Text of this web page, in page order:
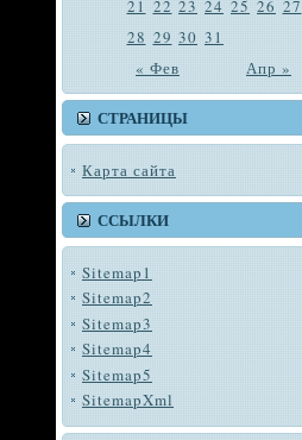
« Фев Апр »
21 22 23 24 25 26 27
28 29 30 31
СТРАНИЦЫ
Карта сайта
ССЫЛКИ
Sitemap1
Sitemap2
Sitemap3
Sitemap4
Sitemap5
SitemapXml